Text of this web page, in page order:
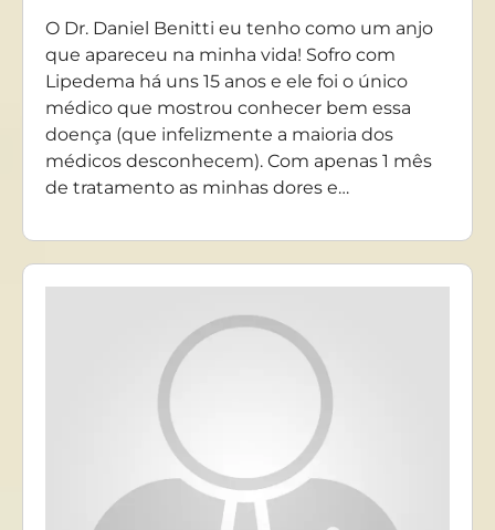
O Dr. Daniel Benitti eu tenho como um anjo
que apareceu na minha vida! Sofro com
Lipedema há uns 15 anos e ele foi o único
médico que mostrou conhecer bem essa
doença (que infelizmente a maioria dos
médicos desconhecem). Com apenas 1 mês
de tratamento as minhas dores e…